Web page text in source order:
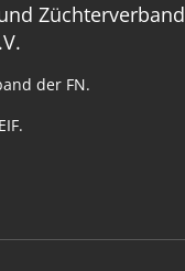
Züchterverband
der FN.